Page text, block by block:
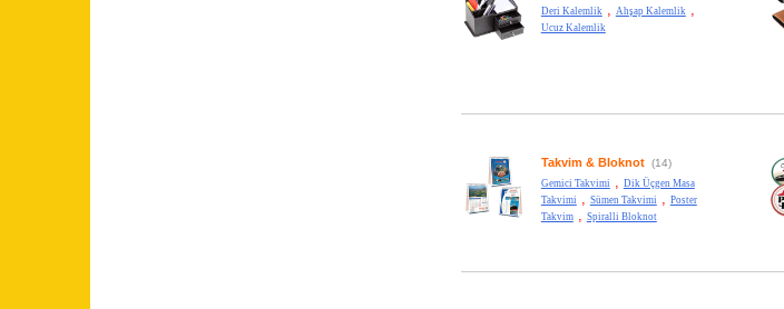
Deri Kalemlik, Ahşap Kalemlik,
Ucuz Kalemlik
Takvim & Bloknot(14)
Gemici Takvimi, Dik Üçgen Masa
Takvimi, Sümen Takvimi, Poster
Takvim, Spiralli Bloknot